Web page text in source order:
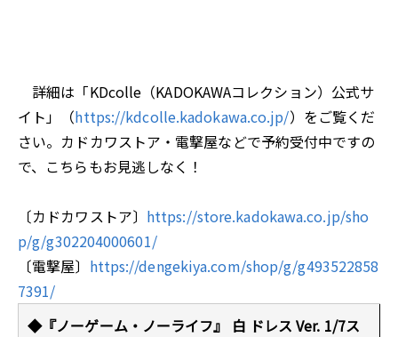
詳細は「KDcolle（KADOKAWAコレクション）公式サ
イト」（https://kdcolle.kadokawa.co.jp/）をご覧くだ
さい。カドカワストア・電撃屋などで予約受付中ですの
で、こちらもお見逃しなく！
〔カドカワストア〕 https://store.kadokawa.co.jp/sho
p/g/g302204000601/
〔電撃屋〕 https://dengekiya.com/shop/g/g493522858
7391/
◆『ノーゲーム・ノーライフ』 白 ドレス Ver. 1/7ス